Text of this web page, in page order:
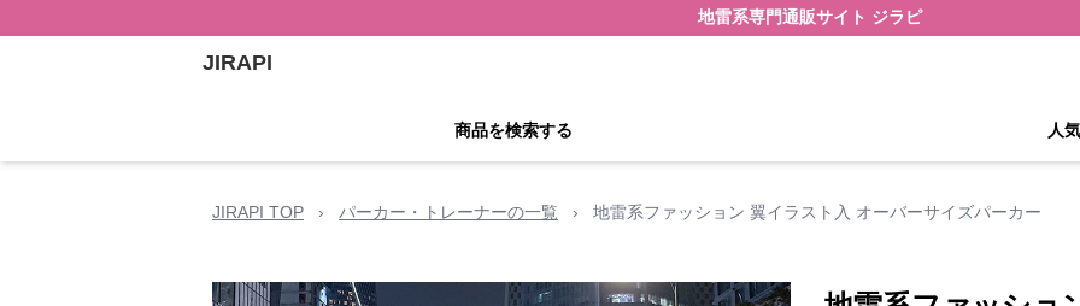
地雷系専門通販サイト ジラピ
JIRAPI
商品を検索する 人
JIRAPI TOP › パーカー・トレーナーの一覧 › 地雷系ファッション 翼イラスト入 オーバーサイズパーカー